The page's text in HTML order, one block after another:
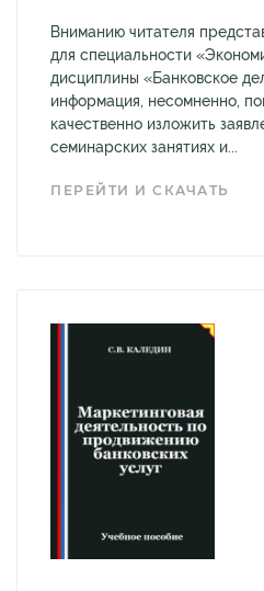
Вниманию читателя
для специальности
дисциплины «Банковское
информация, несомненно,
качественно изложить
семинарских занятиях и...
ПЕРЕЙТИ И СКАЧАТЬ